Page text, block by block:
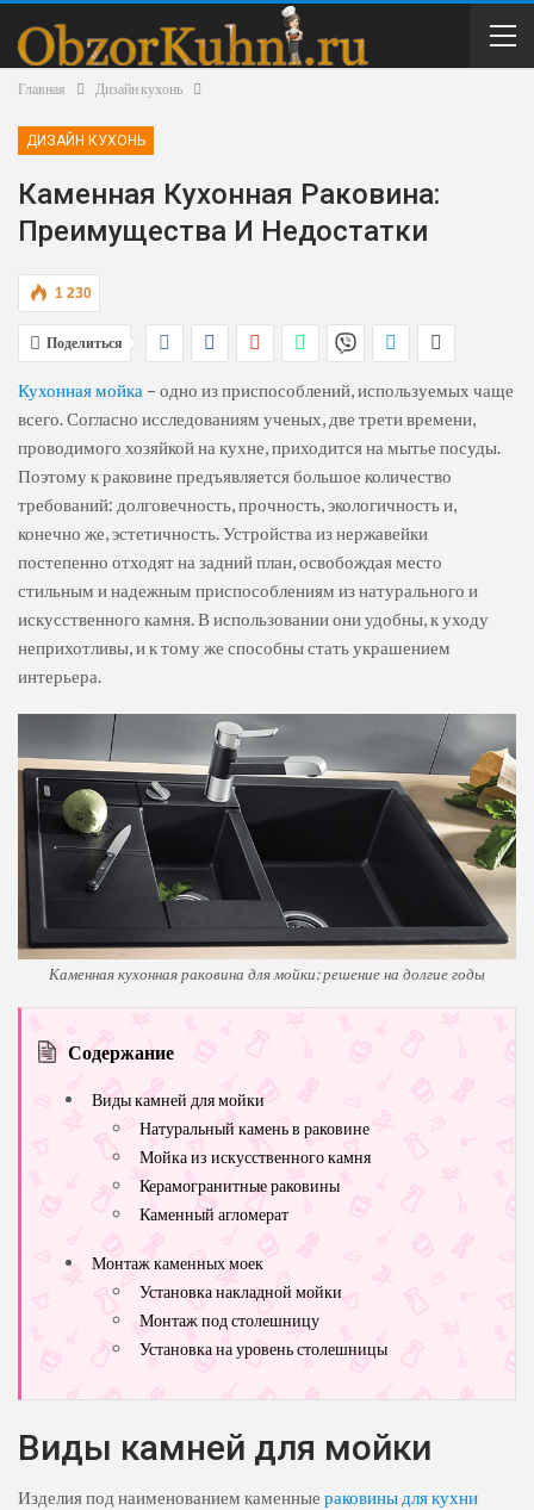
Главная Дизайн кухонь
ДИЗАЙН КУХОНЬ
Каменная Кухонная Раковина:
Преимущества И Недостатки
1 230
Поделиться
Кухонная мойка – одно из приспособлений, используемых чаще
всего. Согласно исследованиям ученых, две трети времени,
проводимого хозяйкой на кухне, приходится на мытье посуды.
Поэтому к раковине предъявляется большое количество
требований: долговечность, прочность, экологичность и,
конечно же, эстетичность. Устройства из нержавейки
постепенно отходят на задний план, освобождая место
стильным и надежным приспособлениям из натурального и
искусственного камня. В использовании они удобны, к уходу
неприхотливы, и к тому же способны стать украшением
интерьера.
Каменная кухонная раковина для мойки: решение на долгие годы
Содержание
Виды камней для мойки
Натуральный камень в раковине
Мойка из искусственного камня
Керамогранитные раковины
Каменный агломерат
Монтаж каменных моек
Установка накладной мойки
Монтаж под столешницу
Установка на уровень столешницы
Виды камней для мойки
Изделия под наименованием каменные раковины для кухни